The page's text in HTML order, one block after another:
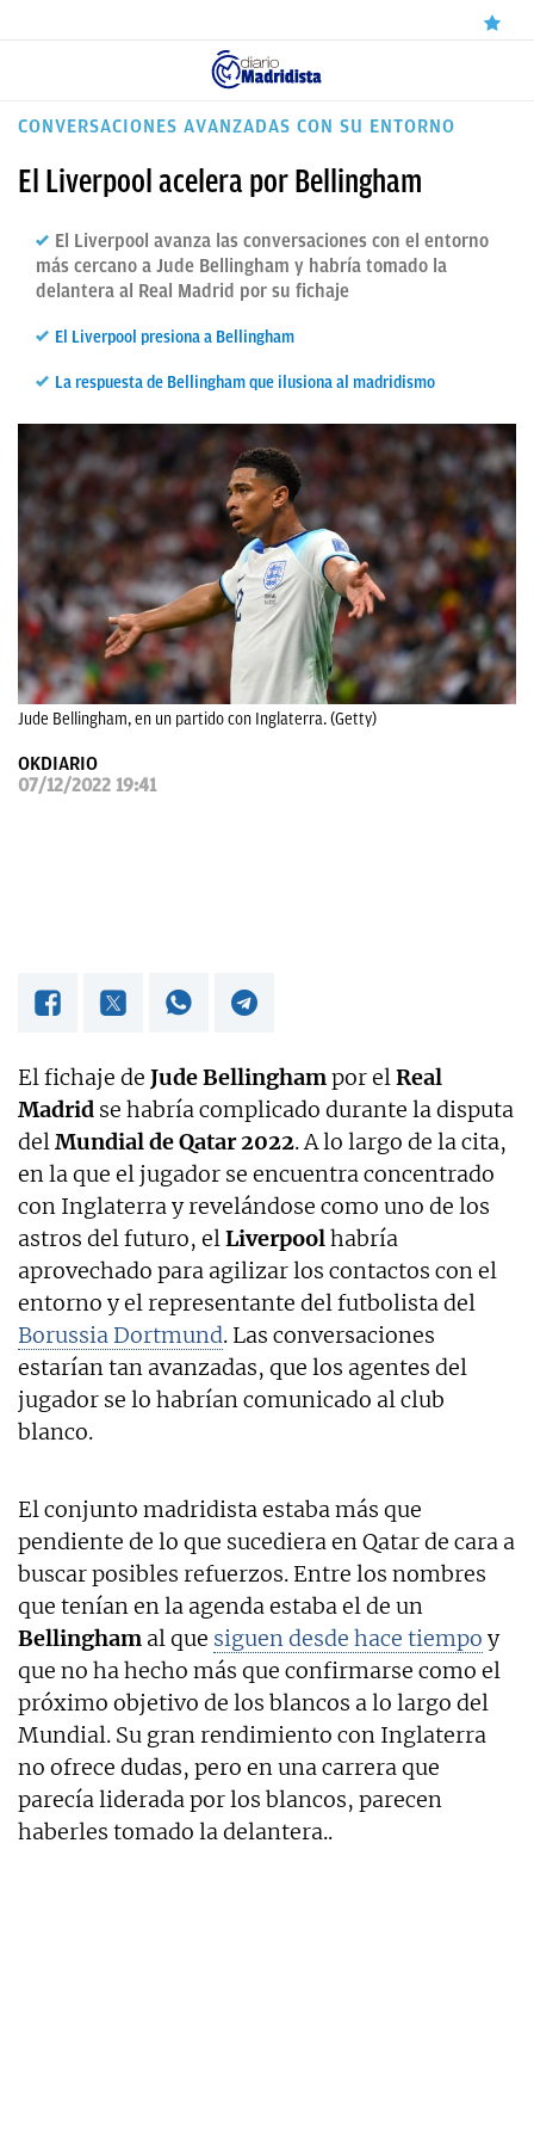
ÚLTIMAS
MADRID
BALONCESTO
CANTERA
FICHAJES
DIRECTO
FEMENINO
PAPARAZZI
OKDIARIO
CONVERSACIONES AVANZADAS CON SU ENTORNO
El Liverpool acelera por Bellingham
El Liverpool avanza las conversaciones con el entorno
más cercano a Jude Bellingham y habría tomado la
delantera al Real Madrid por su fichaje
El Liverpool presiona a Bellingham
La respuesta de Bellingham que ilusiona al madridismo
Jude Bellingham, en un partido con Inglaterra. (Getty)
OKDIARIO
07/12/2022 19:41
El fichaje de Jude Bellinghampor elReal
Madrid se habría complicado durante la disputa
delMundial de Qatar 2022. A lo largo de la cita,
en la que el jugador se encuentra concentrado
con Inglaterra y revelándose como uno de los
astros del futuro, elLiverpoolhabría
aprovechado para agilizar los contactos con el
entorno y el representante del futbolista del
Borussia Dortmund. Las conversaciones
estarían tan avanzadas, que los agentes del
jugador se lo habrían comunicado al club
blanco.
El conjunto madridista estaba más que
pendiente de lo que sucediera en Qatar de cara a
buscar posibles refuerzos. Entre los nombres
que tenían en la agenda estaba el de un
Bellingham al que siguen desde hace tiempo y
que no ha hecho más que confirmarse como el
próximo objetivo de los blancos a lo largo del
Mundial. Su gran rendimiento con Inglaterra
no ofrece dudas, pero en una carrera que
parecía liderada por los blancos, parecen
haberles tomado la delantera..